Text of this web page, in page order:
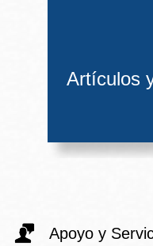
Artículos
Apoyo y